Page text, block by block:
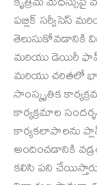
పబ్లిక్ సర్వీసెస్
తెలుసుకోవడానికి
మరియు డెయిరీ
మరియు చరితలో
సాంస్కృతిక
కార్యక్రమాల
కార్యకలాపాలను
అందించడానికి
కలిసి పని